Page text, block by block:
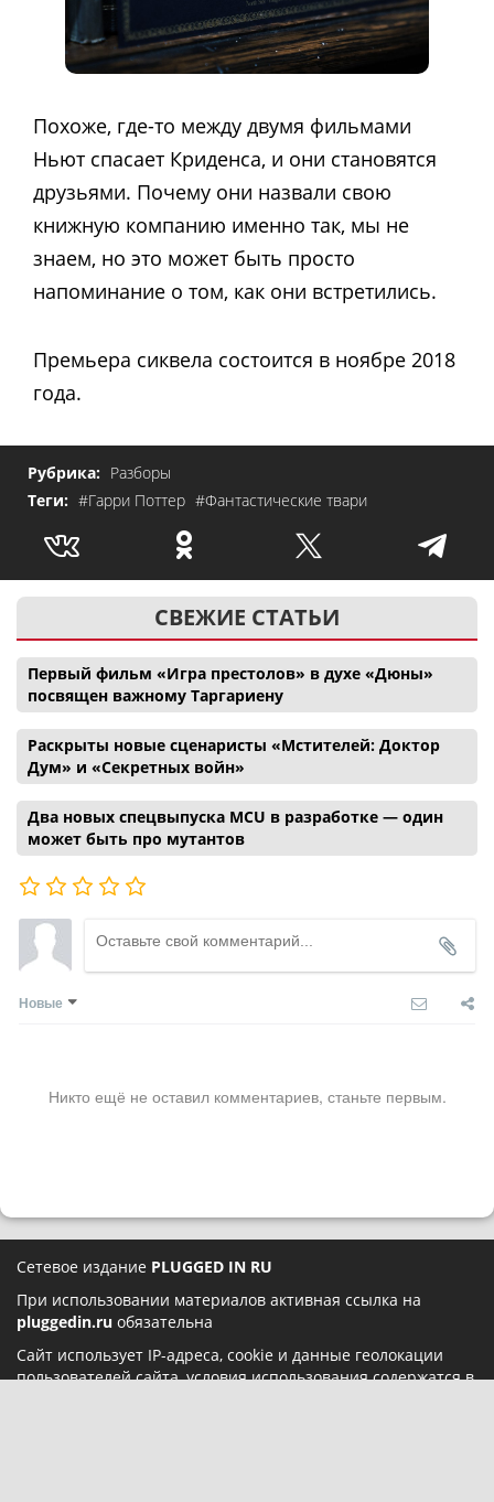
Похоже, где-то между двумя фильмами
Ньют спасает Криденса, и они становятся
друзьями. Почему они назвали свою
книжную компанию именно так, мы не
знаем, но это может быть просто
напоминание о том, как они встретились.
Премьера сиквела состоится в ноябре 2018
года.
Рубрика: Разборы
Теги: #Гарри Поттер #Фантастические твари
СВЕЖИЕ СТАТЬИ
Первый фильм «Игра престолов» в духе «Дюны»
посвящен важному Таргариену
Раскрыты новые сценаристы «Мстителей: Доктор
Дум» и «Секретных войн»
Два новых спецвыпуска MCU в разработке — один
может быть про мутантов
Новые
Никто ещё не оставил комментариев, станьте первым.
Сетевое издание PLUGGED IN RU
При использовании материалов активная ссылка на
pluggedin.ru обязательна
Сайт использует IP-адреса, cookie и данные геолокации
пользователей сайта, условия использования содержатся в